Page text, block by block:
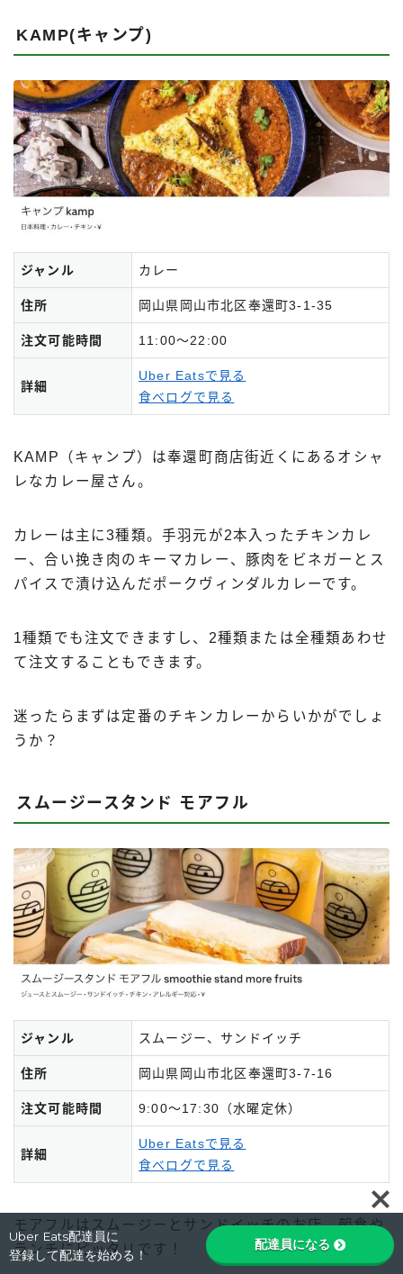
Follow Me
KAMP(キャンプ)
ジャンル カレー
住所 岡山県岡山市北区奉還町3-1-35
注文可能時間 11:00～22:00
詳細
Uber Eatsで見る
食べログで見る
KAMP（キャンプ）は奉還町商店街近くにあるオシャ
レなカレー屋さん。
カレーは主に3種類。手羽元が2本入ったチキンカレ
ー、合い挽き肉のキーマカレー、豚肉をビネガーとス
パイスで漬け込んだポークヴィンダルカレーです。
1種類でも注文できますし、2種類または全種類あわせ
て注文することもできます。
迷ったらまずは定番のチキンカレーからいかがでしょ
うか？
スムージースタンド モアフル
ジャンル スムージー、サンドイッチ
住所 岡山県岡山市北区奉還町3-7-16
注文可能時間 9:00～17:30（水曜定休）
詳細
Uber Eatsで見る
食べログで見る
モアフルはスムージーとサンドイッチのお店。朝食や
ランチにピッタリです！
Uber Eats配達員に
登録して配達を始める！
配達員になる